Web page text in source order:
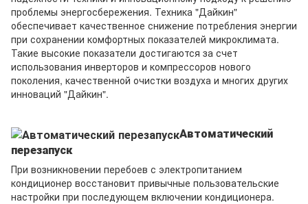
проблемы энергосбережения. Техника "Дайкин"
обеспечивает качественное снижение потребления энергии
при сохранении комфортных показателей микроклимата.
Такие высокие показатели достигаются за счет
использования инверторов и компрессоров нового
поколения, качественной очистки воздуха и многих других
инноваций "Дайкин".
Автоматический
перезапуск
При возникновении перебоев с электропитанием
кондиционер восстановит привычные пользовательские
настройки при последующем включении кондиционера.